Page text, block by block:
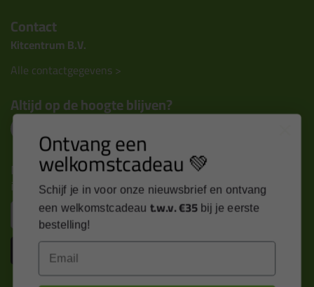
Contact
Kitcentrum B.V.
Alle contactgegevens >
Altijd op de hoogte blijven?
Nieuws, tips en exclusieve deals rechtstreeks in je
inbox
Inschrijven
Ontvang een
welkomstcadeau 💚
Schijf je in voor onze nieuwsbrief en ontvang
een welkomstcadeau t.w.v. €35 bij je eerste
bestelling!